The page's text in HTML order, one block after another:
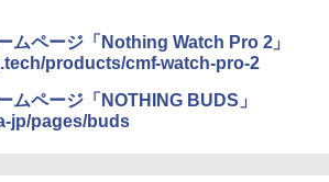
ムページ「Nothing Watch Pro 2」
products/cmf-watch-pro-2
ムページ「NOTHING BUDS」
jp/pages/buds